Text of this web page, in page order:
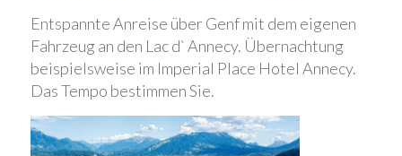
Entspannte Anreise über Genf mit dem eigenen
Fahrzeug an den Lac d` Annecy. Übernachtung
beispielsweise im Imperial Place Hotel Annecy.
Das Tempo bestimmen Sie.